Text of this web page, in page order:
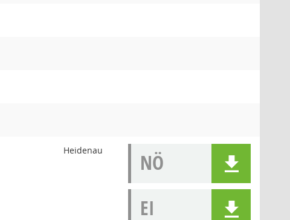
Heidenau
NÖ
EI